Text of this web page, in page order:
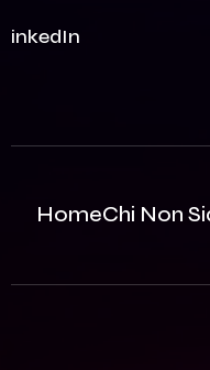
LinkedIn
HomeChi Non